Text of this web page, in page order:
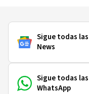
Sigue todas
News
Sigue todas
WhatsApp